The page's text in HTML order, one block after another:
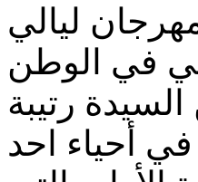
ليالي
في الوطن
من السيدة رتيبة
أحياء احد